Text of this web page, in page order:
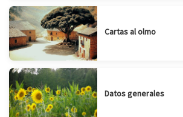
Cartas al olmo
Datos generales